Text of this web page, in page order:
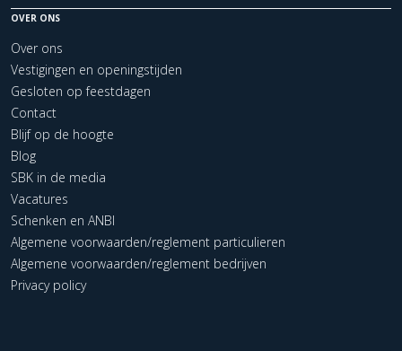
OVER ONS
Over ons
Vestigingen en openingstijden
Gesloten op feestdagen
Contact
Blijf op de hoogte
Blog
SBK in de media
Vacatures
Schenken en ANBI
Algemene voorwaarden/reglement particulieren
Algemene voorwaarden/reglement bedrijven
Privacy policy